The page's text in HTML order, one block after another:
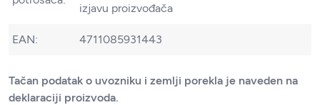
izjavu proizvođača
EAN: 4711085931443
Tačan podatak o uvozniku i zemlji porekla je naveden na
deklaraciji proizvoda.